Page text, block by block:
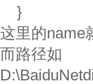
}
这里的name
而路径如